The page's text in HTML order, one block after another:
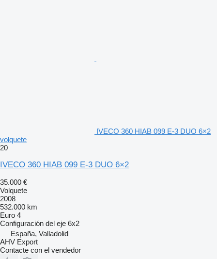
IVECO 360 HIAB 099 E-3 DUO 6×2
volquete
20
IVECO 360 HIAB 099 E-3 DUO 6×2
35.000 €
Volquete
2008
532.000 km
Euro 4
Configuración del eje 6x2
España, Valladolid
AHV Export
Contacte con el vendedor